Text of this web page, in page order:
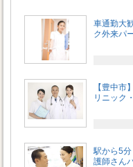
車通勤大
ク外来パ
【豊中
リニック
駅から5
護師さん